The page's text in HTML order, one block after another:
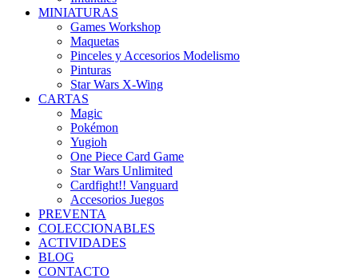
MINIATURAS
Games Workshop
Maquetas
Pinceles y Accesorios Modelismo
Pinturas
Star Wars X-Wing
CARTAS
Magic
Pokémon
Yugioh
One Piece Card Game
Star Wars Unlimited
Cardfight!! Vanguard
Accesorios Juegos
PREVENTA
COLECCIONABLES
ACTIVIDADES
BLOG
CONTACTO